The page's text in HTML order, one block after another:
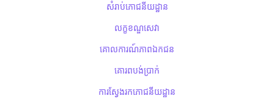
សំរាប់ភោជនីយដ្ឋាន
លក្ខខណ្ឌសេវា
គោលការណ៍ភាពឯកជន
គោរពបង់ប្រាក់
ការស្វែងរកភោជនីយដ្ឋាន